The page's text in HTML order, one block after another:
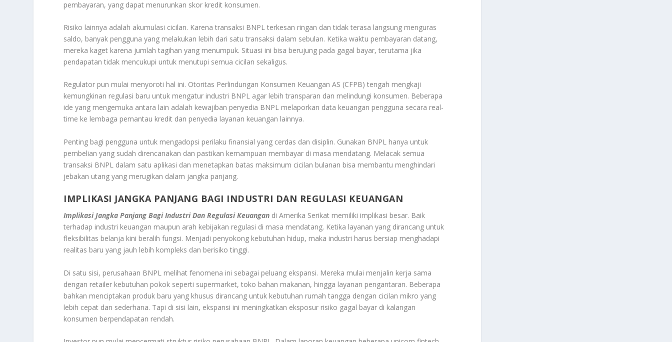
pembayaran, yang dapat menurunkan skor kredit konsumen.
Risiko lainnya adalah akumulasi cicilan. Karena transaksi BNPL terkesan ringan dan tidak terasa langsung menguras
saldo, banyak pengguna yang melakukan lebih dari satu transaksi dalam sebulan. Ketika waktu pembayaran datang,
mereka kaget karena jumlah tagihan yang menumpuk. Situasi ini bisa berujung pada gagal bayar, terutama jika
pendapatan tidak mencukupi untuk menutupi semua cicilan sekaligus.
Regulator pun mulai menyoroti hal ini. Otoritas Perlindungan Konsumen Keuangan AS (CFPB) tengah mengkaji
kemungkinan regulasi baru untuk mengatur industri BNPL agar lebih transparan dan melindungi konsumen. Beberapa
ide yang mengemuka antara lain adalah kewajiban penyedia BNPL melaporkan data keuangan pengguna secara real-
time ke lembaga pemantau kredit dan penyedia layanan keuangan lainnya.
Penting bagi pengguna untuk mengadopsi perilaku finansial yang cerdas dan disiplin. Gunakan BNPL hanya untuk
pembelian yang sudah direncanakan dan pastikan kemampuan membayar di masa mendatang. Melacak semua
transaksi BNPL dalam satu aplikasi dan menetapkan batas maksimum cicilan bulanan bisa membantu menghindari
jebakan utang yang merugikan dalam jangka panjang.
IMPLIKASI JANGKA PANJANG BAGI INDUSTRI DAN REGULASI KEUANGAN
Implikasi Jangka Panjang Bagi Industri Dan Regulasi Keuangan di Amerika Serikat memiliki implikasi besar. Baik
terhadap industri keuangan maupun arah kebijakan regulasi di masa mendatang. Ketika layanan yang dirancang untuk
fleksibilitas belanja kini beralih fungsi. Menjadi penyokong kebutuhan hidup, maka industri harus bersiap menghadapi
realitas baru yang jauh lebih kompleks dan berisiko tinggi.
Di satu sisi, perusahaan BNPL melihat fenomena ini sebagai peluang ekspansi. Mereka mulai menjalin kerja sama
dengan retailer kebutuhan pokok seperti supermarket, toko bahan makanan, hingga layanan pengantaran. Beberapa
bahkan menciptakan produk baru yang khusus dirancang untuk kebutuhan rumah tangga dengan cicilan mikro yang
lebih cepat dan sederhana. Tapi di sisi lain, ekspansi ini meningkatkan eksposur risiko gagal bayar di kalangan
konsumen berpendapatan rendah.